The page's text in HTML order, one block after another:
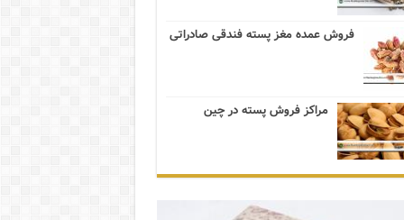
فروش عمده مغز پسته فندقی صادراتی
مراکز فروش پسته در چین